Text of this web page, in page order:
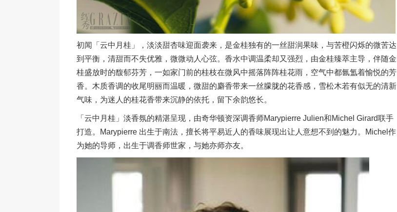
初闻「云中月桂」，淡淡甜杏味迎面袭来，是金桂独有的一丝甜润果味，与苦橙闪烁的微苦达
到平衡，清甜而不失优雅，微微动人心弦。香水中调温柔却又强烈，由金桂臻萃主导，伴随金
桂盛放时的馥郁芬芳，一如家门前的桂枝在微风中摇落阵阵桂花雨，空气中都氤氲着愉悦的芳
香。木质香调的收尾明丽而温暖，微甜的麝香带来一丝朦胧的花香感，雪松木若有似无的清新
气味，为迷人的桂花香带来沉静的依托，留下余韵悠长。
「云中月桂」淡香氛的精湛呈现，由奇华顿资深调香师Marypierre Julien和Michel Girard联手
打造。Marypierre 出生于南法，擅长将平易近人的香味展现出让人意想不到的魅力。Michel作
为她的导师，出生于调香师世家，与她亦师亦友。